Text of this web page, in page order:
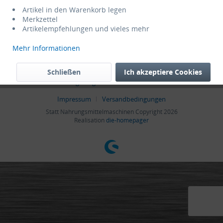
Informationen
* Alle Preise verstehen sich zzgl. Mehrwertsteuer und
wenn nicht anders beschrieben
Admin Cookie settings Händler-Login
Hilfe / Support
Kontakt
Zahlungsmöglichkeiten Datenschutz
AGB
Impressum
Versandbedingungen
Statt Nahrungsmittelmaschinen Copyright 2026
Realisation die-homepager
Artikel in den Warenkorb legen
Merkzettel
Artikelempfehlungen und vieles mehr
Mehr Informationen
Ich akzeptiere Cookies
Schließen